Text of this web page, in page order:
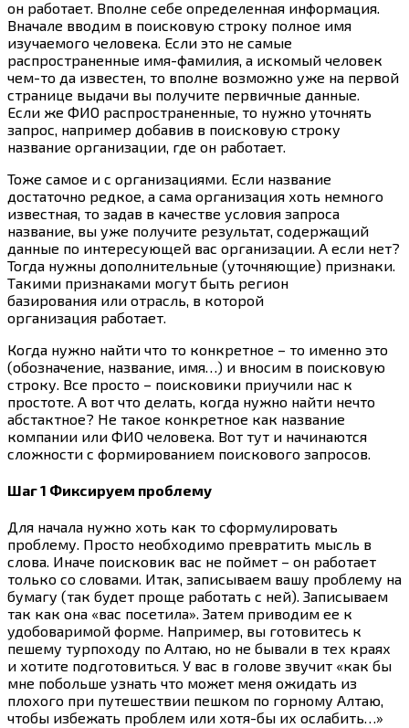
он работает. Вполне себе определенная информация.
Вначале вводим в поисковую строку полное имя
изучаемого человека. Если это не самые
распространенные имя-фамилия, а искомый человек
чем-то да известен, то вполне возможно уже на первой
странице выдачи вы получите первичные данные.
Если же ФИО распространенные, то нужно уточнять
запрос, например добавив в поисковую строку
название организации, где он работает.
Тоже самое и с организациями. Если название
достаточно редкое, а сама организация хоть немного
известная, то задав в качестве условия запроса
название, вы уже получите результат, содержащий
данные по интересующей вас организации. А если нет?
Тогда нужны дополнительные (уточняющие) признаки.
Такими признаками могут быть регион
базирования или отрасль, в которой
организация работает.
Когда нужно найти что то конкретное – то именно это
(обозначение, название, имя…) и вносим в поисковую
строку. Все просто – поисковики приучили нас к
простоте. А вот что делать, когда нужно найти нечто
абстактное? Не такое конкретное как название
компании или ФИО человека. Вот тут и начинаются
сложности с формированием поискового запросов.
Шаг 1 Фиксируем проблему
Для начала нужно хоть как то сформулировать
проблему. Просто необходимо превратить мысль в
слова. Иначе поисковик вас не поймет – он работает
только со словами. Итак, записываем вашу проблему на
бумагу (так будет проще работать с ней). Записываем
так как она «вас посетила». Затем приводим ее к
удобоваримой форме. Например, вы готовитесь к
пешему турпоходу по Алтаю, но не бывали в тех краях
и хотите подготовиться. У вас в голове звучит «как бы
мне побольше узнать что может меня ожидать из
плохого при путешествии пешком по горному Алтаю,
чтобы избежать проблем или хотя-бы их ослабить…»